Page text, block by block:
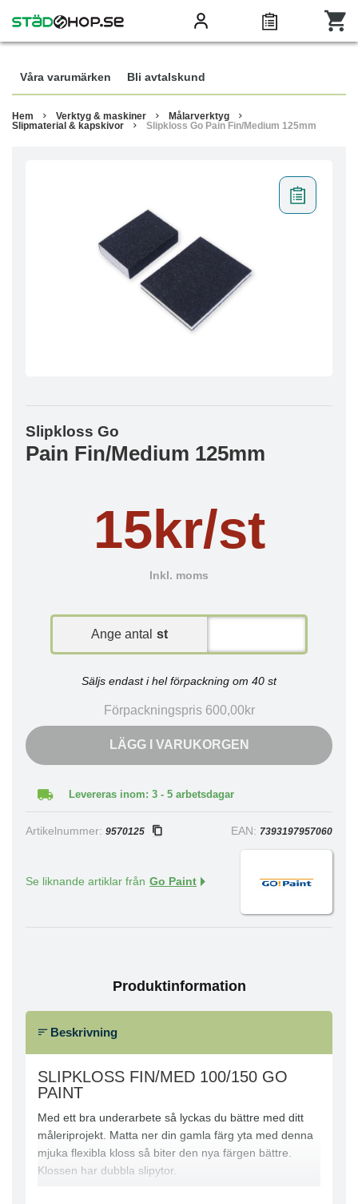
Våra varumärken Bli avtalskund
Hem Verktyg & maskiner
Målarverktyg
Slipmaterial & kapskivor
Slipkloss Go Pain Fin/Medium 125mm
Slipkloss Go
Pain Fin/Medium 125mm
15kr/st
Inkl. moms
Ange antal st
Säljs endast i hel förpackning om 40 st
Förpackningspris 600,00kr
LÄGG I VARUKORGEN
Levereras inom: 3 - 5 arbetsdagar
Artikelnummer: 9570125 EAN: 7393197957060
Se liknande artiklar från Go Paint
Produktinformation
Beskrivning
SLIPKLOSS FIN/MED 100/150 GO
PAINT
Med ett bra underarbete så lyckas du bättre med ditt
måleriprojekt. Matta ner din gamla färg yta med denna
mjuka flexibla kloss så biter den nya färgen bättre.
Klossen har dubbla slipytor.